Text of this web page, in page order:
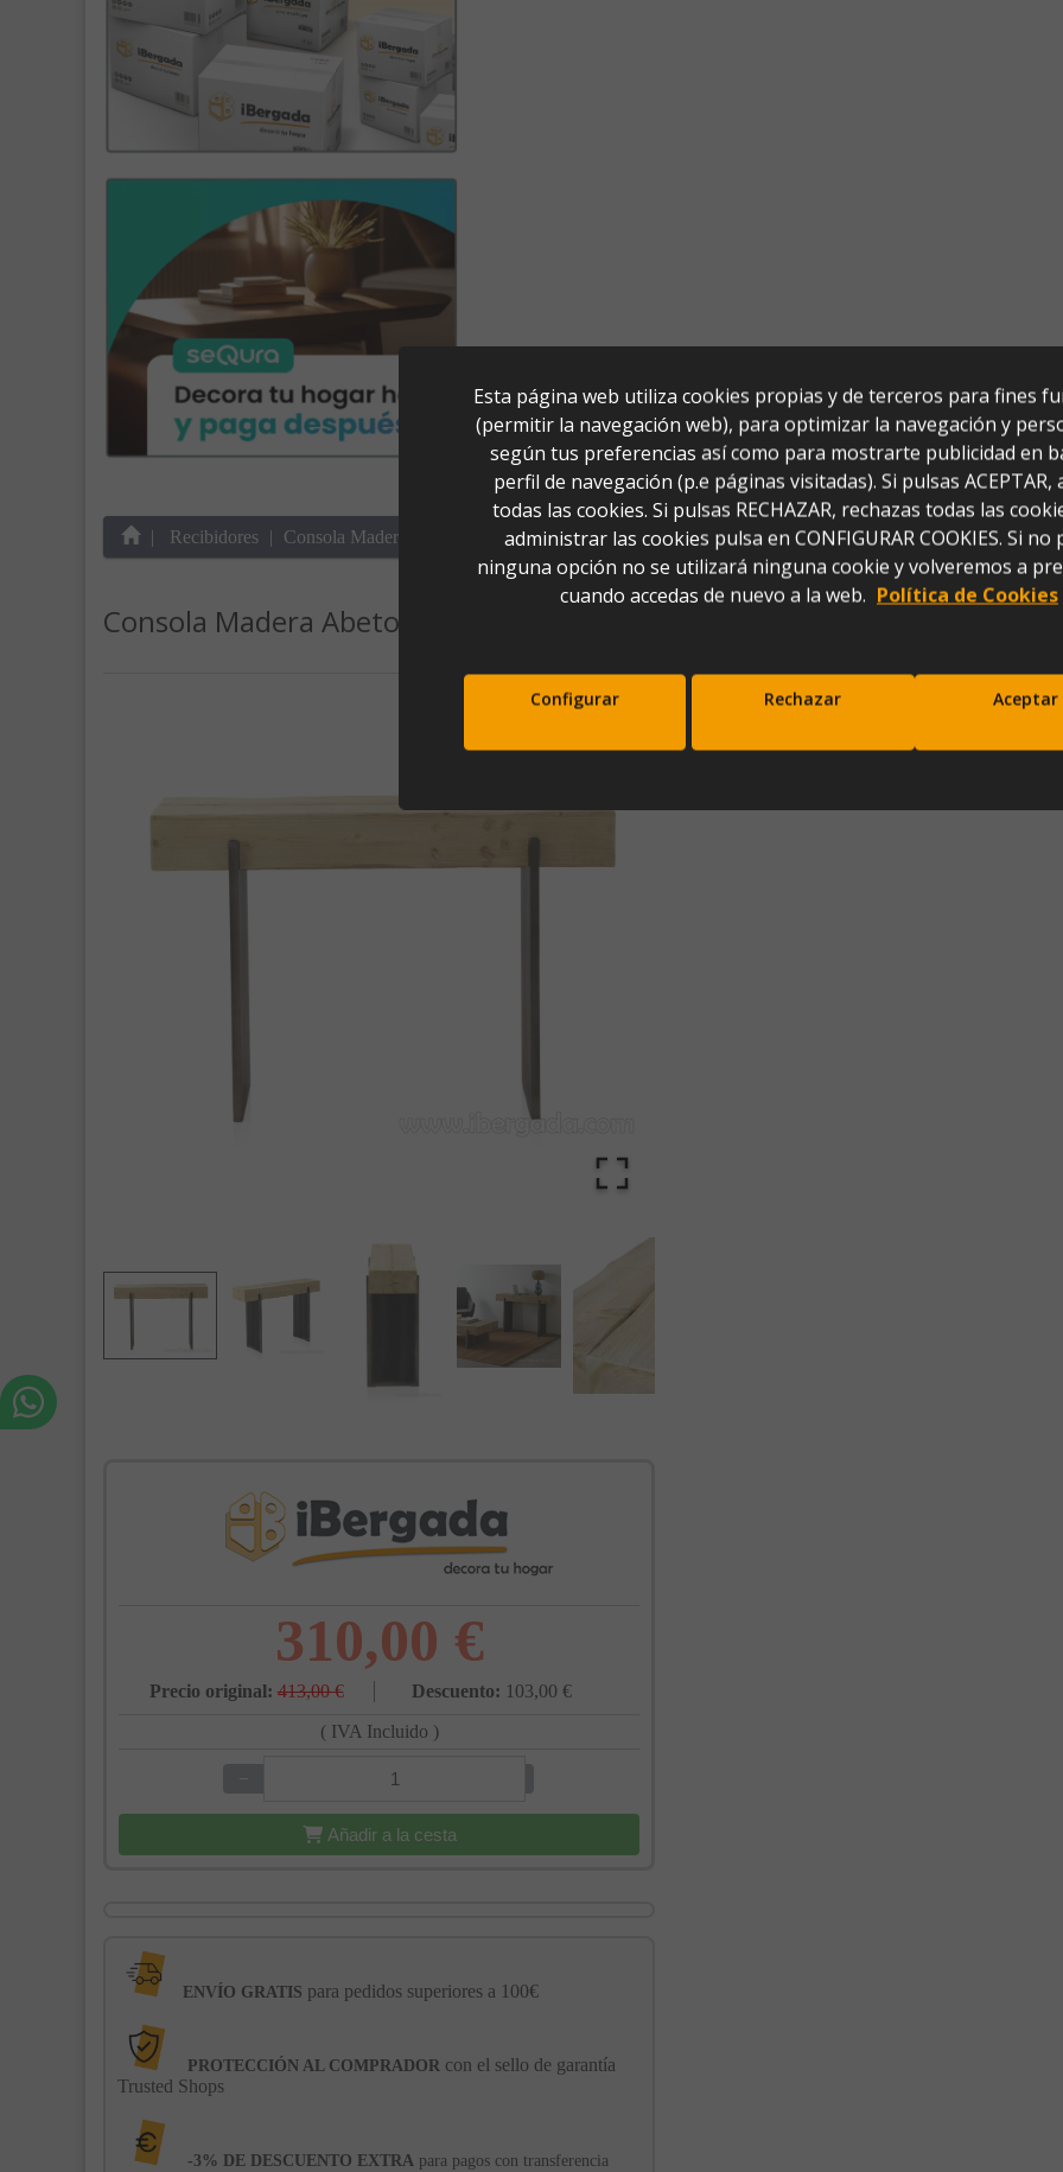
Recibidores Consola Madera Abeto/Metal (120x35x81)
Consola Madera Abeto/Metal (120x35x81)
310,00 €
Precio original: 413,00 € Descuento: 103,00 €
( IVA Incluido )
−
Añadir a la cesta
ENVÍO GRATIS para pedidos superiores a 100€
PROTECCIÓN AL COMPRADOR con el sello de garantía
Trusted Shops
-3% DE DESCUENTO EXTRA para pagos con transferencia
Subscríbete a nuestra newsletter y
10% de descuento en tu primera
Al unirte expresas tu consentimiento para recibir comunicaciones comerciales de IBERGADA. Puedes
Esta página web utiliza cookies propias y de terceros para fines
(permitir la navegación web), para optimizar la navegación y
según tus preferencias así como para mostrarte publicidad en
perfil de navegación (p.e páginas visitadas). Si pulsas ACEPTAR,
todas las cookies. Si pulsas RECHAZAR, rechazas todas las
administrar las cookies pulsa en CONFIGURAR COOKIES. Si no
ninguna opción no se utilizará ninguna cookie y volveremos a
cuando accedas de nuevo a la web. Política de Cookies
Configurar Rechazar Aceptar